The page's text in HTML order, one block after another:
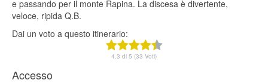
e passando per il monte Rapina. La discesa è divertente,
veloce, ripida Q.B.
Dai un voto a questo itinerario:
4.3 di 5 (33 Voti)
Accesso